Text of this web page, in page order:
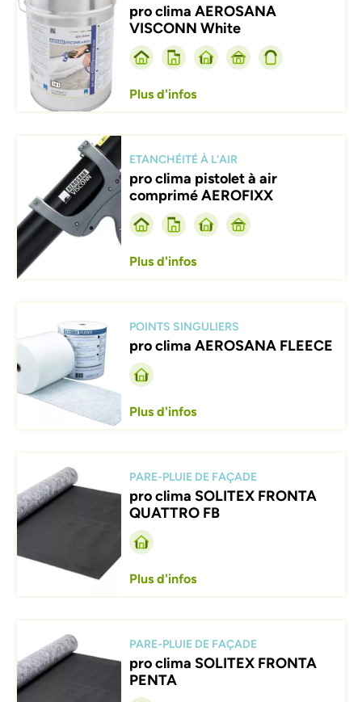
pro clima AEROSANA
VISCONN White
Plus d'infos
Afbeelding
ETANCHÉITÉ À L'AIR
pro clima pistolet à air
comprimé AEROFIXX
Plus d'infos
POINTS SINGULIERS
pro clima AEROSANA FLEECE
Plus d'infos
PARE-PLUIE DE FAÇADE
pro clima SOLITEX FRONTA
QUATTRO FB
Plus d'infos
PARE-PLUIE DE FAÇADE
pro clima SOLITEX FRONTA
PENTA